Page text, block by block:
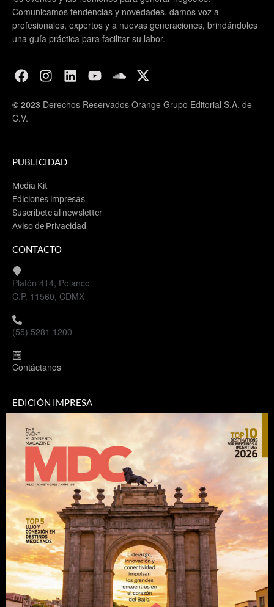
Comunicamos tendencias y novedades, damos voz a
profesionales, expertos y a nuevas generaciones, brindándoles
una guía práctica para facilitar su labor.
© 2023 Derechos Reservados Orange Grupo Editorial S.A. de
C.V.
PUBLICIDAD
Media Kit
Ediciones impresas
Suscríbete al newsletter
Aviso de Privacidad
CONTACTO
Platón 414, Polanco
C.P. 11560, CDMX
(55) 5281 1200
Contáctanos
EDICIÓN IMPRESA